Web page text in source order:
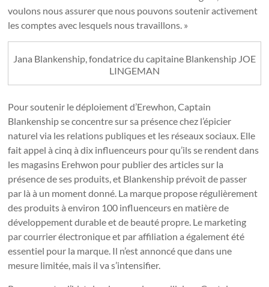
voulons nous assurer que nous pouvons soutenir activement
les comptes avec lesquels nous travaillons. »
Jana Blankenship, fondatrice du capitaine Blankenship JOE
LINGEMAN
Pour soutenir le déploiement d’Erewhon, Captain
Blankenship se concentre sur sa présence chez l’épicier
naturel via les relations publiques et les réseaux sociaux. Elle
fait appel à cinq à dix influenceurs pour qu’ils se rendent dans
les magasins Erehwon pour publier des articles sur la
présence de ses produits, et Blankenship prévoit de passer
par là à un moment donné. La marque propose régulièrement
des produits à environ 100 influenceurs en matière de
développement durable et de beauté propre. Le marketing
par courrier électronique et par affiliation a également été
essentiel pour la marque. Il n’est annoncé que dans une
mesure limitée, mais il va s’intensifier.